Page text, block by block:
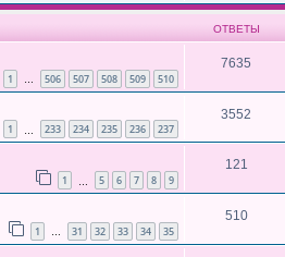
ОТВЕТЫ
1 … 506 507 508 509 510
7635
1 233 234 235 236 237
3552
1 5 6 7 8 9
121
1 … 31 32 33 34 35
510